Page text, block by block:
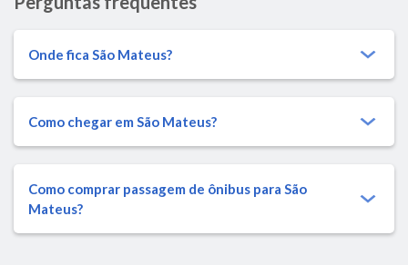
Onde fica São Mateus?
Como chegar em São Mateus?
Como comprar passagem de ônibus para São
Mateus?